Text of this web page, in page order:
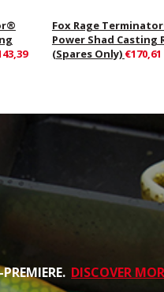
Fox Rage
Power Shad Casting
(Spares Only) €170,61
DISCOVER